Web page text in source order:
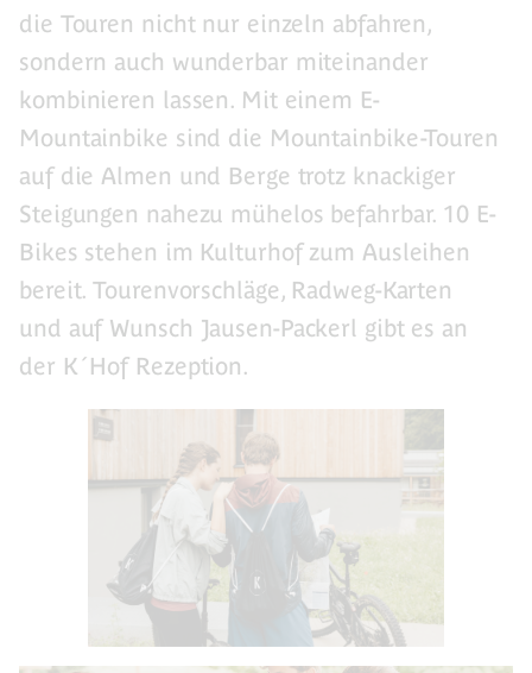
die Touren nicht nur einzeln abfahren,
sondern auch wunderbar miteinander
kombinieren lassen. Mit einem E-
Mountainbike sind die Mountainbike-Touren
auf die Almen und Berge trotz knackiger
Steigungen nahezu mühelos befahrbar. 10 E-
Bikes stehen im Kulturhof zum Ausleihen
bereit. Tourenvorschläge, Radweg-Karten
und auf Wunsch Jausen-Packerl gibt es an
der K´Hof Rezeption.